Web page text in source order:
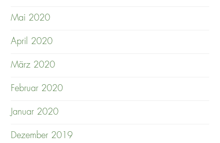
Mai 2020
April 2020
März 2020
Februar 2020
Januar 2020
Dezember 2019